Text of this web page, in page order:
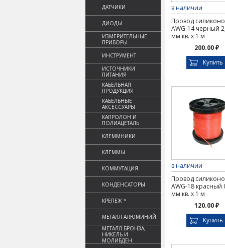
ДАТЧИКИ
ДИОДЫ
ИЗМЕРИТЕЛЬНЫЕ
ПРИБОРЫ
ИНСТРУМЕНТ
ИСТОЧНИКИ
ПИТАНИЯ
КАБЕЛЬНАЯ
ПРОДУКЦИЯ
КАБЕЛЬНЫЕ
АКСЕССУАРЫ
КАПРОЛОН И
ПОЛИАЦЕТАЛЬ
КЛЕММНИКИ
КЛЕММЫ
КОММУТАЦИЯ
КОНДЕНСАТОРЫ
КРЕПЕЖ *
МЕТАЛЛ АЛЮМИНИЙ
МЕТАЛЛ БРОНЗА,
НИКЕЛЬ И
МОЛИБДЕН
в наличии
Провод
AWG-14 черный
мм.кв. х 1 м
200.00 ₽
Купить
в наличии
Провод
AWG-18 красный
мм.кв. х 1 м
120.00 ₽
Купить